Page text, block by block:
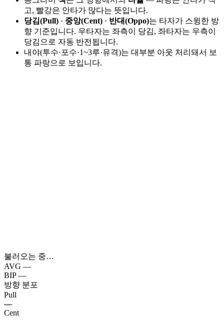
고, 빨강은 안타가 많다는 뜻입니다.
당김(Pull) · 중앙(Cent) · 반대(Oppo)는 타자가 스윙한 방
향 기준입니다. 우타자는 좌측이 당김, 좌타자는 우측이
당김으로 자동 반전됩니다.
내야(투수·포수·1~3루·유격)는 대부분 아웃 처리돼서 보
통 파랑으로 보입니다.
불러오는 중…
AVG —
BIP —
방향 분포
Pull
—
Cent